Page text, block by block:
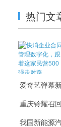
热门文
爱奇艺弹幕
重庆铃耀召
我国新能源